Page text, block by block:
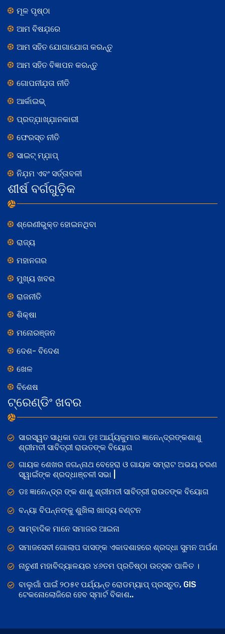
ମୂଳ ପୃଷ୍ଠା
ଆମ ବିଷଯ଼ରେ
ଆମ ସହିତ ଯୋଗାଯୋଗ କରନ୍ତୁ
ଆମ ସହିତ ବିଜ୍ଞାପନ କରନ୍ତୁ
ଗୋପନୀଯ଼ତା ନୀତି
ଆର୍କାଇଭ୍
ପ୍ରତ୍ଯ଼ାଖ୍ଯ଼ାନକାରୀ
ଫେରସ୍ତ ନୀତି
ସାଇଟ୍ ମ୍ଯ଼ାପ୍
ନିଯ଼ମ ଏବଂ ସର୍ତ୍ତାବଳୀ
ଶୀର୍ଷ ବର୍ଗଗୁଡ଼ିକ
ଶ୍ରେଣୀଭୁକ୍ତ ହୋଇନଥିବା
ରାଜ୍ୟ
ମହାନଗର
ମୁଖ୍ୟ ଖବର
ରାଜନୀତି
ଶିକ୍ଷା
ମନୋରଞ୍ଜନ
ଦେଶ- ବିଦେଶ
ଖେଳ
ବିଶେଷ
ଟ୍ରେଣ୍ଡିଂ ଖବର
ସାରସ୍ୱତ ସାଧିକା ତଥା ଡ଼ଃ ଆର୍ଯ୍ୟକୁମାର ଜ୍ଞାନେନ୍ଦ୍ରଙ୍କଶାଶୁ
ଶ୍ରୀମତୀ ସାବିତ୍ରୀ ରାଉତଙ୍କ ବିୟୋଗ
ଗାୟକ ଶେଖର ଜଗନ୍ନାଥ ବେହେରା ଓ ଗାୟକ ସମ୍ରାଟ ଅଭୟ ଚରଣ
ସ୍ୱାଇଁଙ୍କ ଶ୍ରଦ୍ଧାଞ୍ଚଳୀ ସଭା |
ଡଃ ଜ୍ଞାନେନ୍ଦ୍ର ଙ୍କ ଶାଶୁ ଶ୍ରୀମତୀ ସାବିତ୍ରୀ ରାଉତଙ୍କ ବିୟୋଗ
ବନ୍ୟା ବିପନ୍ନଙ୍କୁ ଶୁଖିଲା ଖାଦ୍ୟ ବଣ୍ଟନ
ସାମ୍ବାଦିକ ମାନେ ସମାଜର ଆଇନା
ସମାଜସେବୀ ଗୋଲାପ ଦାସଙ୍କ ଏକାଦଶାହରେ ଶ୍ରଦ୍ଧା ସୁମନ ଅର୍ପଣ
ନାଚୁଣୀ ମହାବିଦ୍ୟାଳୟର ୪୬ତମ ପ୍ରତିଷ୍ଠା ଉତ୍ସବ ପାଳିତ ।
ବାଲୁଗାଁ ପାଇଁ ୨୦୫୧ ପର୍ଯ୍ୟନ୍ତ ରୋଡମ୍ୟାପ୍ ପ୍ରସ୍ତୁତ, GIS
ଟେକନୋଲୋଜିରେ ହେବ ସ୍ମାର୍ଟ ବିକାଶ..